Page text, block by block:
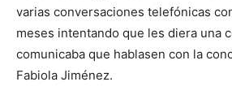
varias conversaciones telefónicas
meses intentando que les diera una
comunicaba que hablasen con la
Fabiola Jiménez.